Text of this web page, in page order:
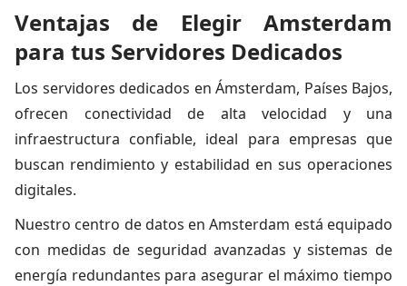
Ventajas de Elegir Amsterdam
para tus Servidores Dedicados
Los servidores dedicados en Ámsterdam, Países Bajos,
ofrecen conectividad de alta velocidad y una
infraestructura confiable, ideal para empresas que
buscan rendimiento y estabilidad en sus operaciones
digitales.
Nuestro centro de datos en Amsterdam está equipado
con medidas de seguridad avanzadas y sistemas de
energía redundantes para asegurar el máximo tiempo